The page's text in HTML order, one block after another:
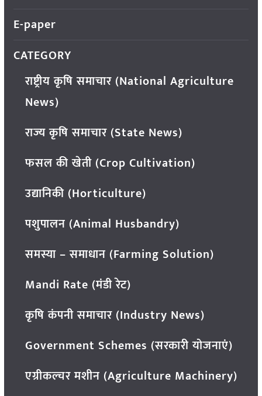
E-paper
CATEGORY
राष्ट्रीय कृषि समाचार (National Agriculture
News)
राज्य कृषि समाचार (State News)
फसल की खेती (Crop Cultivation)
उद्यानिकी (Horticulture)
पशुपालन (Animal Husbandry)
समस्या – समाधान (Farming Solution)
Mandi Rate (मंडी रेट)
कृषि कंपनी समाचार (Industry News)
Government Schemes (सरकारी योजनाएं)
एग्रीकल्चर मशीन (Agriculture Machinery)